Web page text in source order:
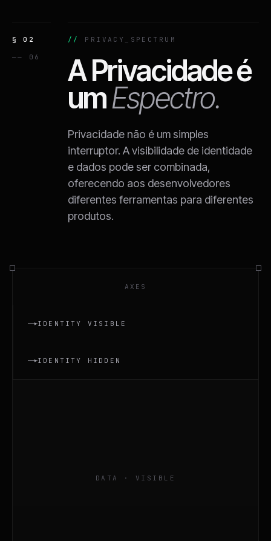
§ 02
—— 06
PRIVACY_SPECTRUM
A Privacidade é
umEspectro.
Privacidade não é um simples
interruptor. A visibilidade de identidade
e dados pode ser combinada,
oferecendo aos desenvolvedores
diferentes ferramentas para diferentes
produtos.
AXES
IDENTITY VISIBLE
IDENTITY HIDDEN
DATA · VISIBLE